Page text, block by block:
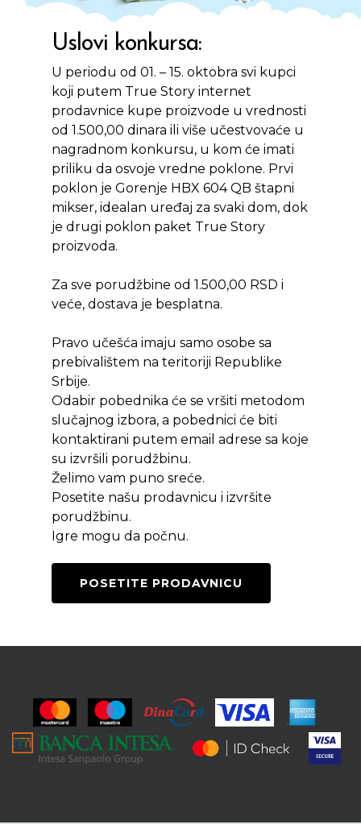
Uslovi konkursa:
U periodu od 01. – 15. oktobra svi kupci
koji putem True Story internet
prodavnice kupe proizvode u vrednosti
od 1.500,00 dinara ili više učestvovaće u
nagradnom konkursu, u kom će imati
priliku da osvoje vredne poklone. Prvi
poklon je Gorenje HBX 604 QB štapni
mikser, idealan uređaj za svaki dom, dok
je drugi poklon paket True Story
proizvoda.
Za sve porudžbine od 1.500,00 RSD i
veće, dostava je besplatna.
Pravo učešća imaju samo osobe sa
prebivalištem na teritoriji Republike
Srbije.
Odabir pobednika će se vršiti metodom
slučajnog izbora, a pobednici će biti
kontaktirani putem email adrese sa koje
su izvršili porudžbinu.
Želimo vam puno sreće.
Posetite našu prodavnicu i izvršite
porudžbinu.
Igre mogu da počnu.
POSETITE PRODAVNICU
Shop
Protein barovi
Barovi
Čipsevi
Kontakt
ENG